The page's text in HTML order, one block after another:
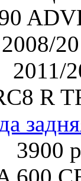
2011/
R
3900